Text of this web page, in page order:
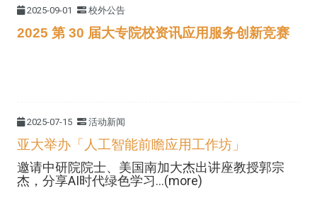
2025-09-01 校外公告
2025 第 30 届大专院校资讯应用服务创新竞赛
2025-07-15 活动新闻
亚大举办「人工智能前瞻应用工作坊」
邀请中研院院士、美国南加大杰出讲座教授郭宗
杰，分享AI时代绿色学习...(more)